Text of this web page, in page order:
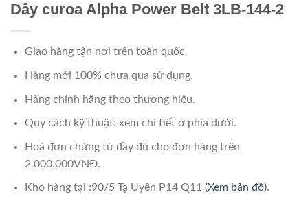
Dây curoa Alpha Power Belt 3LB-144-2
Giao hàng tận nơi trên toàn quốc.
Hàng mới 100% chưa qua sử dụng.
Hàng chính hãng theo thương hiệu.
Quy cách kỹ thuật: xem chi tiết ở phía dưới.
Hoá đơn chứng từ đầy đủ cho đơn hàng trên
2.000.000VNĐ.
Kho hàng tại :90/5 Tạ Uyên P14 Q11 (Xem bản đồ).